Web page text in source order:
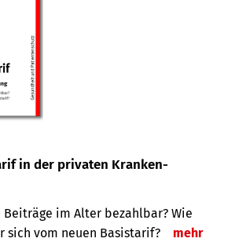
in der privaten Kranken­
im Alter bezahlbar? Wie
sich vom neuen Basistarif?
mehr